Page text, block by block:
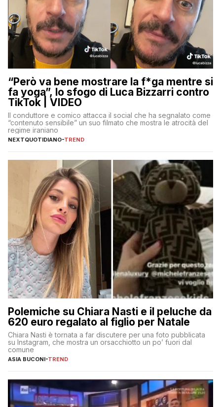
“Però va bene mostrare la f*ga mentre si
fa yoga”, lo sfogo di Luca Bizzarri contro
TikTok | VIDEO
Il conduttore e comico attacca il social che ha segnalato come
“contenuto sensibile” un suo filmato che mostra le atrocità del
regime iraniano
NEXTQUOTIDIANO-TREND
Polemiche su Chiara Nasti e il peluche da
620 euro regalato al figlio per Natale
Chiara Nasti è tornata a far discutere per una foto pubblicata
su Instagram, che mostra un orsacchiotto un po’ fuori dal
comune
ASIA BUCONI-TREND